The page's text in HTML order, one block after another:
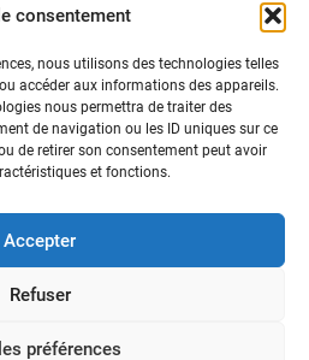
consentement
nous utilisons des technologies telles
accéder aux informations des appareils.
nous permettra de traiter des
de navigation ou les ID uniques sur ce
de retirer son consentement peut avoir
et fonctions.
Accepter
Refuser
préférences
Services
par Digital G I Tous droits